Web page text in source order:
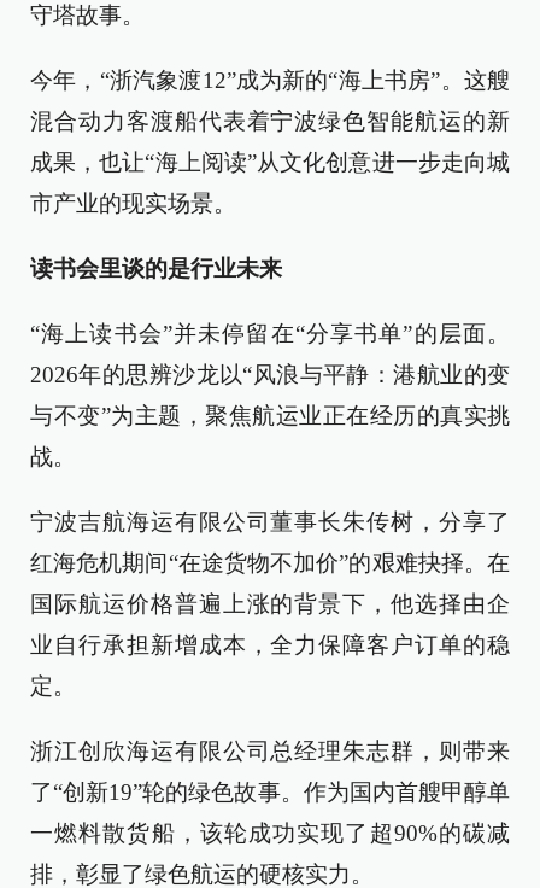
守塔故事。
今年，“浙汽象渡12”成为新的“海上书房”。这艘
混合动力客渡船代表着宁波绿色智能航运的新
成果，也让“海上阅读”从文化创意进一步走向城
市产业的现实场景。
读书会里谈的是行业未来
“海上读书会”并未停留在“分享书单”的层面。
2026年的思辨沙龙以“风浪与平静：港航业的变
与不变”为主题，聚焦航运业正在经历的真实挑
战。
宁波吉航海运有限公司董事长朱传树，分享了
红海危机期间“在途货物不加价”的艰难抉择。在
国际航运价格普遍上涨的背景下，他选择由企
业自行承担新增成本，全力保障客户订单的稳
定。
浙江创欣海运有限公司总经理朱志群，则带来
了“创新19”轮的绿色故事。作为国内首艘甲醇单
一燃料散货船，该轮成功实现了超90%的碳减
排，彰显了绿色航运的硬核实力。